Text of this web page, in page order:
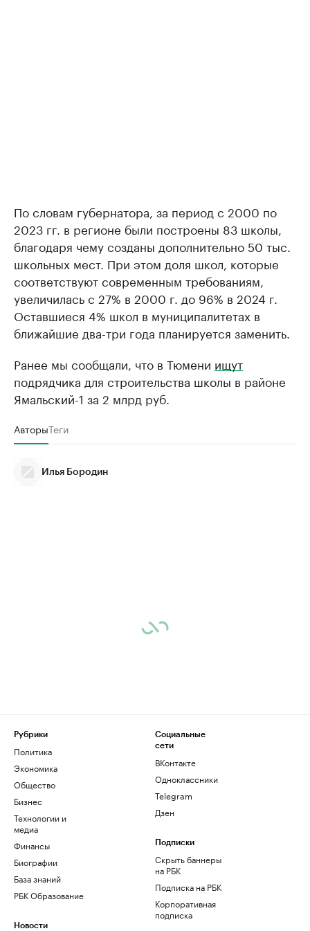
По словам губернатора, за период с 2000 по
2023 гг. в регионе были построены 83 школы,
благодаря чему созданы дополнительно 50 тыс.
школьных мест. При этом доля школ, которые
соответствуют современным требованиям,
увеличилась с 27% в 2000 г. до 96% в 2024 г.
Оставшиеся 4% школ в муниципалитетах в
ближайшие два-три года планируется заменить.
Ранее мы сообщали, что в Тюмени ищут
подрядчика для строительства школы в районе
Ямальский-1 за 2 млрд руб.
АвторыТеги
Илья Бородин
Рубрики
Политика
Экономика
Общество
Бизнес
Технологии и
медиа
Финансы
Биографии
База знаний
РБК Образование
Новости
Социальные
сети
ВКонтакте
Одноклассники
Telegram
Дзен
Подписки
Скрыть баннеры
на РБК
Подписка на РБК
Корпоративная
подписка